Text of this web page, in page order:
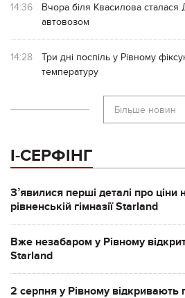
14:36
Вчора біля Квасилова сталася
автовозом
14:28
Три дні поспіль у Рівному
температуру
Більше новин
І-СЕРФІНГ
Зʼявилися перші деталі про ціни
рівненській гімназії Starland
Вже незабаром у Рівному
Starland
2 серпня у Рівному відкривають